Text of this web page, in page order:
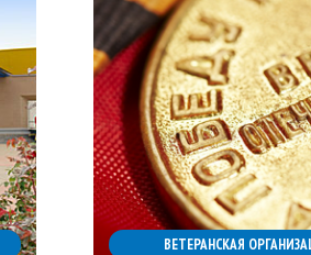
ВЕТЕРАНСКАЯ